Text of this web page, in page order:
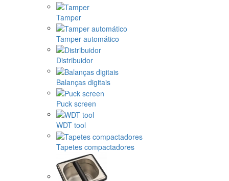
Tamper
Tamper automático
Distribuidor
Balanças digitais
Puck screen
WDT tool
Tapetes compactadores